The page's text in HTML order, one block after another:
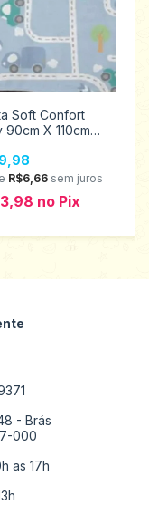
Soft Confort
90cm X 110cm
R$6,66 sem juros
no Pix
- Brás
000
as 17h